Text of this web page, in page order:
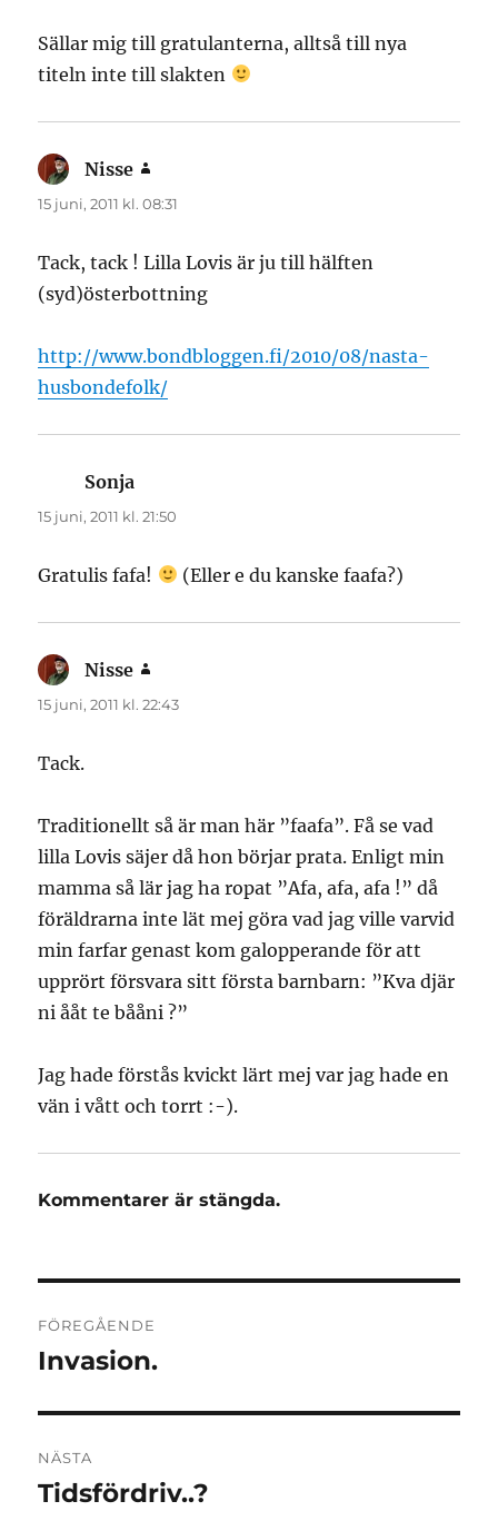
Sällar mig till gratulanterna, alltså till nya
titeln inte till slakten
Nisse
15 juni, 2011 kl. 08:31
Tack, tack ! Lilla Lovis är ju till hälften
(syd)österbottning
http://www.bondbloggen.fi/2010/08/nasta-
husbondefolk/
Sonja
15 juni, 2011 kl. 21:50
Gratulis fafa! (Eller e du kanske faafa?)
Nisse
15 juni, 2011 kl. 22:43
Tack.
Traditionellt så är man här ”faafa”. Få se vad
lilla Lovis säjer då hon börjar prata. Enligt min
mamma så lär jag ha ropat ”Afa, afa, afa !” då
föräldrarna inte lät mej göra vad jag ville varvid
min farfar genast kom galopperande för att
upprört försvara sitt första barnbarn: ”Kva djär
ni ååt te bååni ?”
Jag hade förstås kvickt lärt mej var jag hade en
vän i vått och torrt :-).
Kommentarer är stängda.
FÖREGÅENDE
Föregående
Invasion.
NÄSTA
Nästa
Tidsfördriv..?